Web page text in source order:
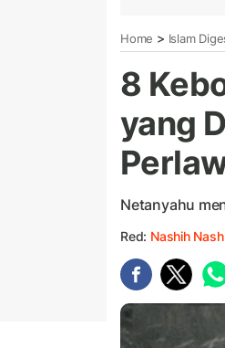
Home > Islam
8
yang
Netanyahu
Red: Nashih